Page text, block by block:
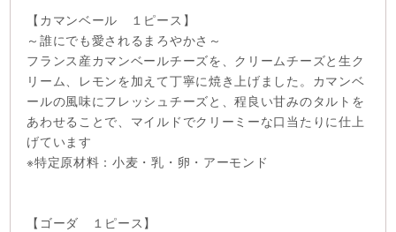
【カマンベール １ピース】
～誰にでも愛されるまろやかさ～
フランス産カマンベールチーズを、クリームチーズと生ク
リーム、レモンを加えて丁寧に焼き上げました。カマンベ
ールの風味にフレッシュチーズと、程良い甘みのタルトを
あわせることで、マイルドでクリーミーな口当たりに仕上
げています
※特定原材料：小麦・乳・卵・アーモンド
【ゴーダ １ピース】